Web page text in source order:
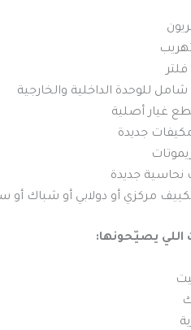
للوحدة الداخلية والخارجية
غيار أصلية
جديدة
نحاسية جديدة
مركزي أو دولابي أو شباك أو
اللي يصيّحونها: